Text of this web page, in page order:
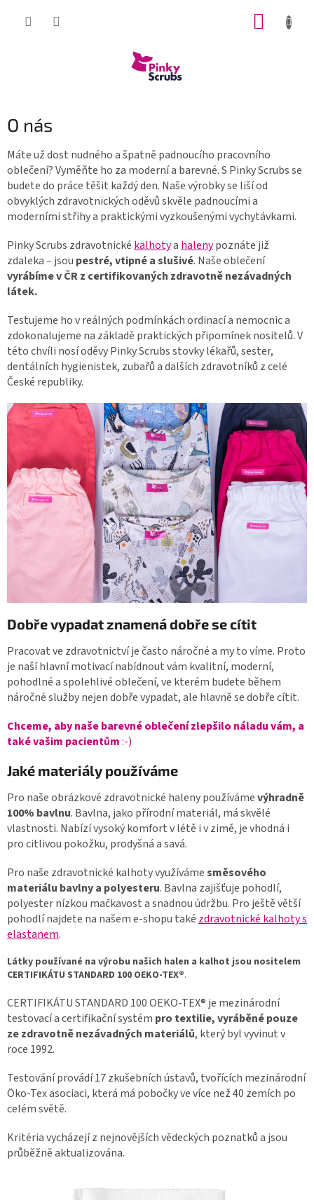
O nás
Máte už dost nudného a špatně padnoucího pracovního
oblečení? Vyměňte ho za moderní a barevné. S Pinky Scrubs se
budete do práce těšit každý den. Naše výrobky se liší od
obvyklých zdravotnických oděvů skvěle padnoucími a
moderními střihy a praktickými vyzkoušenými vychytávkami.
Pinky Scrubs zdravotnické kalhotya halenypoznáte již
zdaleka – jsou pestré, vtipné a slušivé. Naše oblečení
vyrábíme v ČRz certifikovaných zdravotně nezávadných
látek.
Testujeme ho v reálných podmínkách ordinací a nemocnic a
zdokonalujeme na základě praktických připomínek nositelů. V
této chvíli nosí oděvy Pinky Scrubs stovky lékařů, sester,
dentálních hygienistek, zubařů a dalších zdravotníků z celé
České republiky.
Dobře vypadat znamená dobře se cítit
Pracovat ve zdravotnictví je často náročné a my to víme. Proto
je naší hlavní motivací nabídnout vám kvalitní, moderní,
pohodlné a spolehlivé oblečení, ve kterém budete během
náročné služby nejen dobře vypadat, ale hlavně se dobře cítit.
Chceme, aby naše barevné oblečení zlepšilo náladu vám, a
také vašim pacientům:-)
Jaké materiály používáme
Pro naše obrázkové zdravotnické haleny používámevýhradně
100% bavlnu. Bavlna, jako přírodní materiál, má skvělé
vlastnosti. Nabízí vysoký komfort v létě i v zimě, je vhodná i
pro citlivou pokožku, prodyšná a savá.
Pro naše zdravotnické kalhoty využívámesměsového
materiálu bavlny a polyesteru. Bavlna zajišťuje pohodlí,
polyester nízkou mačkavost a snadnou údržbu. Pro ještě větší
pohodlí najdete na našem e-shopu také zdravotnické kalhoty s
elastanem.
Látky používané na výrobu našich halen a kalhot jsou nositelem
CERTIFIKÁTU STANDARD 100 OEKO-TEX®.
CERTIFIKÁTU STANDARD 100 OEKO-TEX® je mezinárodní
testovací a certifikační systém pro textilie, vyráběné pouze
ze zdravotně nezávadných materiálů, který byl vyvinut v
roce 1992.
Testování provádí 17 zkušebních ústavů, tvořících mezinárodní
Öko-Tex asociaci, která má pobočky ve více než 40 zemích po
celém světě.
Kritéria vycházejí z nejnovějších vědeckých poznatků a jsou
průběžně aktualizována.